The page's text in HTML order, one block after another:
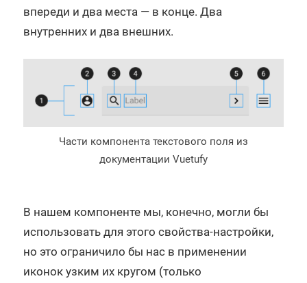
впереди и два места — в конце. Два
внутренних и два внешних.
Части компонента текстового поля из
документации Vuetufy
В нашем компоненте мы, конечно, могли бы
использовать для этого свойства-настройки,
но это ограничило бы нас в применении
иконок узким их кругом (только